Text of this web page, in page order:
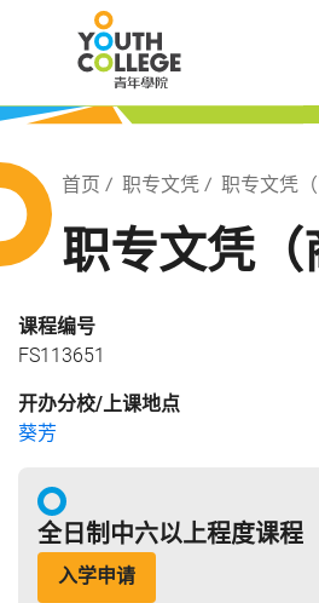
content
Breadcrumb
首页 职专文凭 职专文凭（
职专文凭（
课程编号
FS113651
开办分校/上课地点
葵芳
全日制中六以上程度课程
入学申请